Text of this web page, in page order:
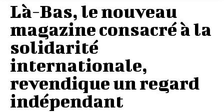
Là-Bas, le nouveau
magazine consacré à la
solidarité
internationale,
revendique un regard
indépendant